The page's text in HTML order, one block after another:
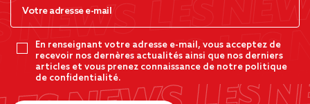
En renseignant votre adresse e-mail, vous acceptez de
recevoir nos dernères actualités ainsi que nos derniers
articles et vous prenez connaissance de notre politique
de confidentialité.